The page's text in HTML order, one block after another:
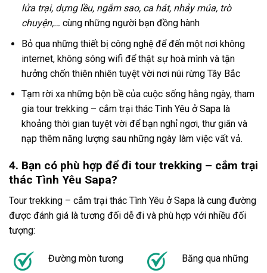
lửa trại, dựng lều, ngắm sao, ca hát, nhảy múa, trò
chuyện,… cùng những người bạn đồng hành
Bỏ qua những thiết bị công nghệ để đến một nơi không
internet, không sóng wifi để thật sự hoà mình và tận
hưởng chốn thiên nhiên tuyệt vời nơi núi rừng Tây Bắc
Tạm rời xa những bộn bề của cuộc sống hằng ngày, tham
gia tour trekking – cắm trạithác Tình Yêu ởSapalà
khoảng thời gian tuyệt vời để bạn nghỉ ngơi, thư giãn và
nạp thêm năng lượng sau những ngày làm việc vất vả.
4. Bạn có phù hợp để đi tour trekking – cắm trại
thác Tình Yêu Sapa?
Tour trekking – cắm trại thác Tình Yêu ởSapa là cung đường
được đánh giá là tương đối dễ đi và phù hợp với nhiều đối
tượng:
Đường mòn tương Băng qua những